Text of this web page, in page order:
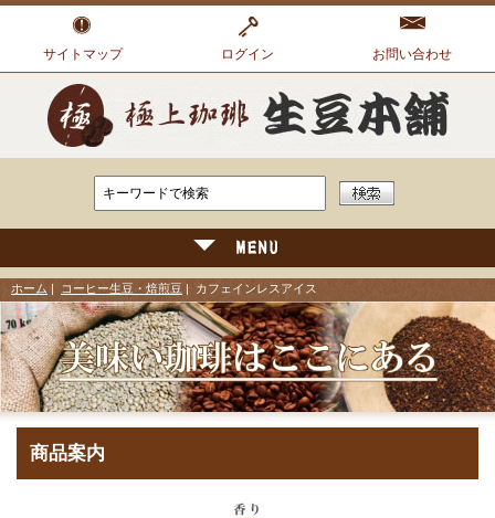
サイトマップ ログイン お問い合わせ
ホーム コーヒー生豆・焙煎豆 | カフェインレスアイス
商品案内